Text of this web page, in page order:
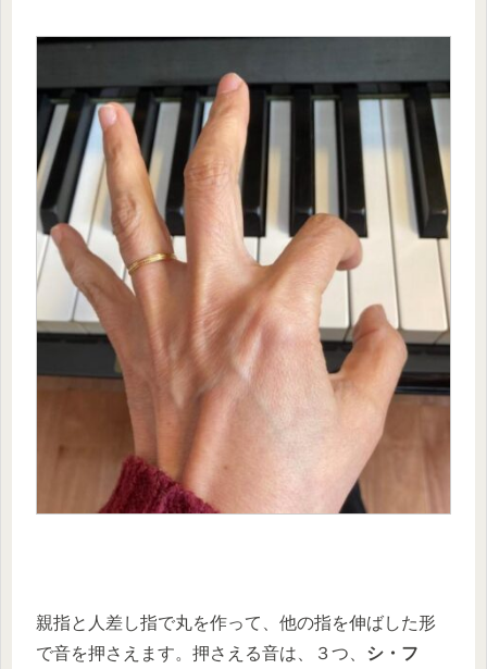
親指と人差し指で丸を作って、他の指を伸ばした形
で音を押さえます。押さえる音は、３つ、 シ・フ